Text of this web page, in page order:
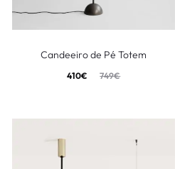
Candeeiro de Pé Totem
749€
410€